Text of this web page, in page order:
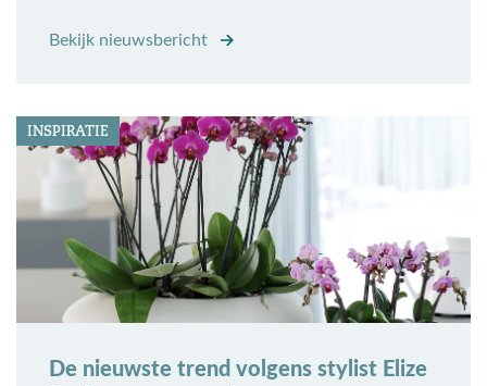
Bekijk nieuwsbericht
INSPIRATIE
De nieuwste trend volgens stylist Elize